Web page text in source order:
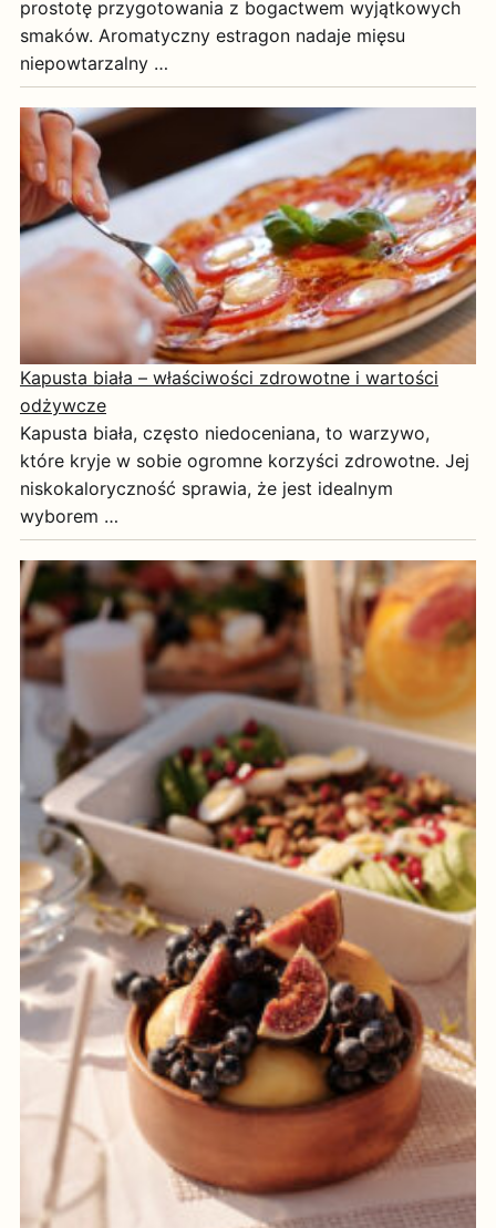
prostotę przygotowania z bogactwem wyjątkowych
smaków. Aromatyczny estragon nadaje mięsu
niepowtarzalny …
Kapusta biała – właściwości zdrowotne i wartości
odżywcze
Kapusta biała, często niedoceniana, to warzywo,
które kryje w sobie ogromne korzyści zdrowotne. Jej
niskokaloryczność sprawia, że jest idealnym
wyborem …